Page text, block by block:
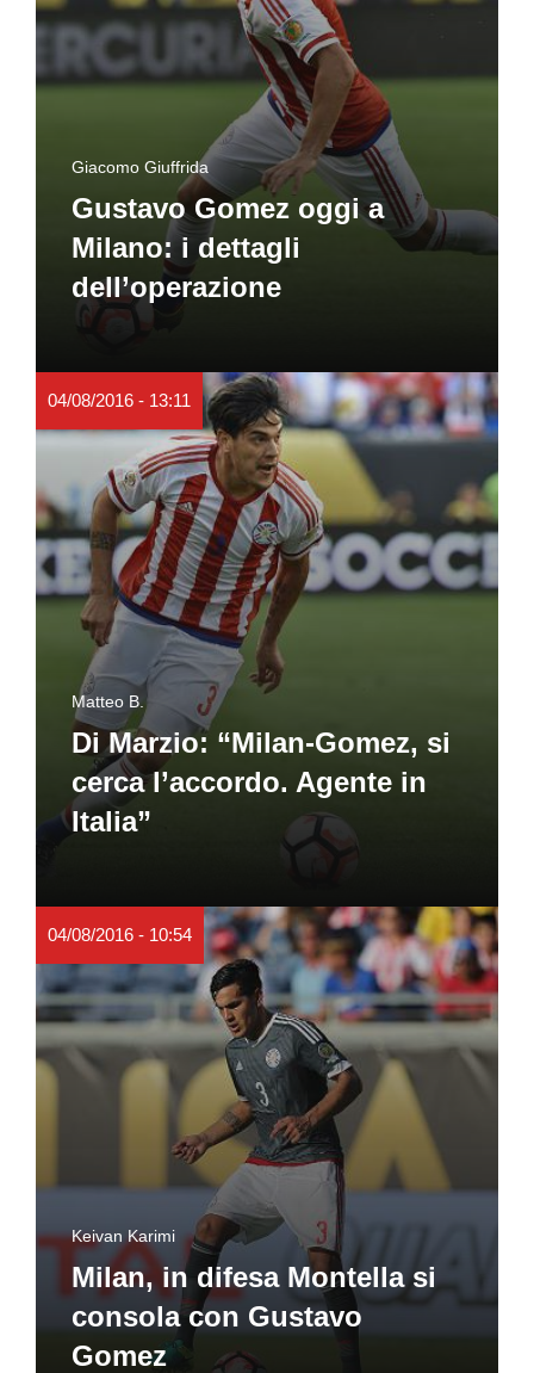
Giacomo Giuffrida
Gustavo Gomez oggi a
Milano: i dettagli
dell’operazione
04/08/2016 - 13:11
Matteo B.
Di Marzio: “Milan-Gomez, si
cerca l’accordo. Agente in
Italia”
04/08/2016 - 10:54
Keivan Karimi
Milan, in difesa Montella si
consola con Gustavo
Gomez